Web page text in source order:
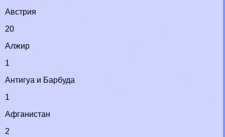
Австрия
20
Алжир
1
Антигуа и Барбуда
1
Афганистан
2